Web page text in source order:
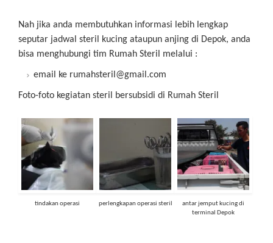
Nah jika anda membutuhkan informasi lebih lengkap
seputar jadwal steril kucing ataupun anjing di Depok, anda
bisa menghubungi tim Rumah Steril melalui :
email ke rumahsteril@gmail.com
Foto-foto kegiatan steril bersubsidi di Rumah Steril
tindakan operasi perlengkapan operasi steril
antar jemput kucing di
terminal Depok